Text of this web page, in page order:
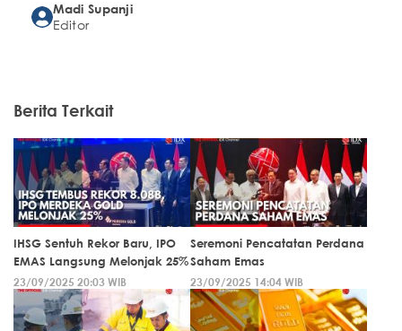
Madi Supanji
Editor
Berita Terkait
IHSG Sentuh Rekor Baru, IPO
EMAS Langsung Melonjak 25%
23/09/2025 20:03 WIB
Seremoni Pencatatan Perdana
Saham Emas
23/09/2025 14:04 WIB